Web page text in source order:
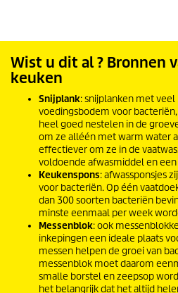
Wist u dit al ? Bronnen
keuken
Snijplank: snijplanken met
voedingsbodem voor
heel goed nestelen in de
om ze alléén met warm water
effectiever om ze in de
voldoende afwasmiddel en
Keukenspons: afwassponsjes
voor bacteriën. Op één
dan 300 soorten bacteriën
minste eenmaal per week
Messenblok: ook
inkepingen een ideale plaats
messen helpen de groei van
messenblok moet daarom
smalle borstel en zeepsop
het belangrijk dat het altijd